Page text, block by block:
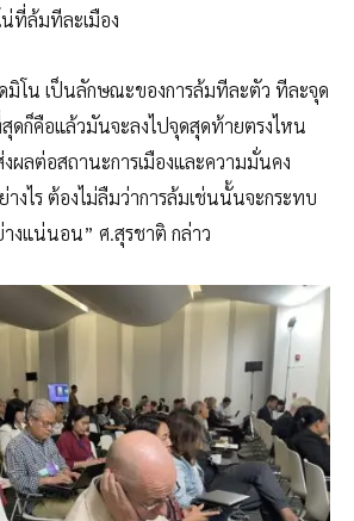
ที่ล้มทีละเมือง
โน เป็นลักษณะของการล้มทีละตัว ทีละจุด
ดก็คือแล้วมันจะลงไปจุดสุดท้ายตรงไหน
ผลต่อสถานะการเมืองและความมั่นคง
งไร ต้องไม่ลืมว่าการล้มเช่นนั้นจะกระทบ
งแน่นอน” ศ.สุรชาติ กล่าว